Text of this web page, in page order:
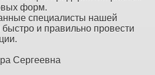
форм.
специалисты нашей
и правильно провести
Сергеевна